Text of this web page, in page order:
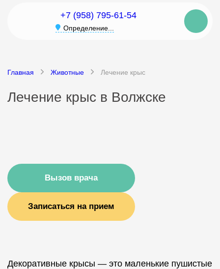
+7 (958) 795-61-54
Определение...
Главная Животные Лечение крыс
Лечение крыс в Волжске
Вызов врача
Записаться на прием
Декоративные крысы — это маленькие пушистые